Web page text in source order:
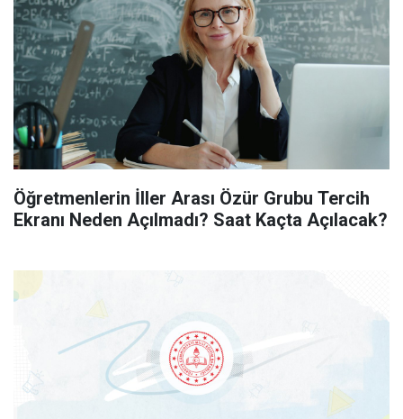
Öğretmenlerin İller Arası Özür Grubu Tercih
Ekranı Neden Açılmadı? Saat Kaçta Açılacak?